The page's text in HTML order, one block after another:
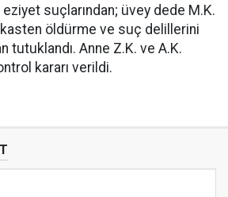
suçlarından; üvey dede M.K.
öldürme ve suç delillerini
tutuklandı. Anne Z.K. ve A.K.
kararı verildi.